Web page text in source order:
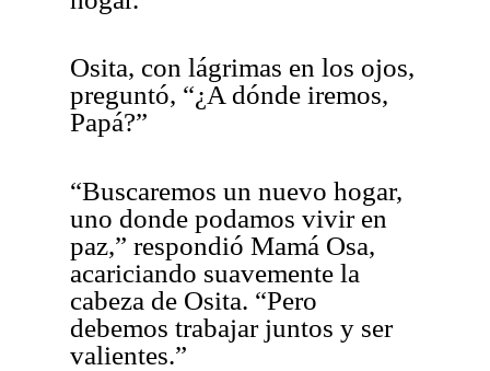
Osita, con lágrimas en los ojos,
preguntó, “¿A dónde iremos,
Papá?”
“Buscaremos un nuevo hogar,
uno donde podamos vivir en
paz,” respondió Mamá Osa,
acariciando suavemente la
cabeza de Osita. “Pero
debemos trabajar juntos y ser
valientes.”